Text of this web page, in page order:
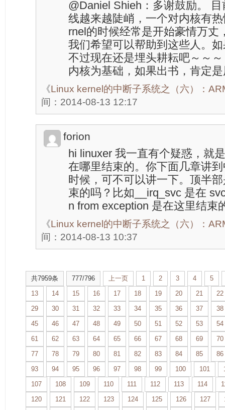
@Daniel Shieh：多谢鼓励。
线越来越陡峭，一个对内核有
rnel的时候经常是开始豪情万丈
我们希望可以帮助到这些人。
不过现在还是埋头耕耘吧～～
内核为基础，如果出书，肯定
《Linux kernel的中断子系统之（六）：
间：2014-08-13 12:17
forion
hi linuxer 我一直有个疑惑，就
在哪里结束的。你下面几章讲
时候，可不可以讲一下。顶半
束的吗？比如__irq_svc 是在
n from exception 是在这里结束
《Linux kernel的中断子系统之（六）：
间：2014-08-13 10:37
共7959条 777/796 上一页 1 2 3 4
5
13
14 15 16 17 18 19 20 21
22
29
30 31 32 33 34 35 36 37
38
45
46 47 48 49 50 51 52 53
54
61
62 63 64 65 66 67 68 69
70
77
78 79 80 81 82 83 84 85
86
93
94 95 96 97 98 99 100 101
107
108 109 110 111 112 113 114
120
121 122 123 124 125 126 127